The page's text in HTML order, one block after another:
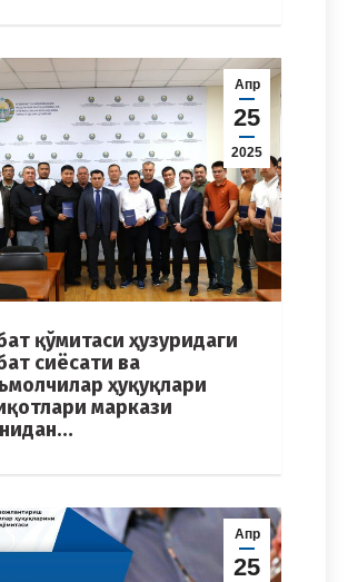
Апр
25
2025
қўмитаси ҳузуридаги
сиёсати ва
ҳуқуқлари
маркази
Апр
25